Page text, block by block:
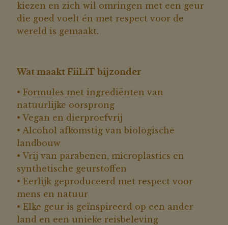
kiezen en zich wil omringen met een geur
die goed voelt én met respect voor de
wereld is gemaakt.
Wat maakt FiiLiT bijzonder
• Formules met ingrediënten van
natuurlijke oorsprong
• Vegan en dierproefvrij
• Alcohol afkomstig van biologische
landbouw
• Vrij van parabenen, microplastics en
synthetische geurstoffen
• Eerlijk geproduceerd met respect voor
mens en natuur
• Elke geur is geïnspireerd op een ander
land en een unieke reisbeleving